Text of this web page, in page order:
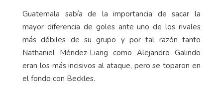
Guatemala sabía de la importancia de sacar la
mayor diferencia de goles ante uno de los rivales
más débiles de su grupo y por tal razón tanto
Nathaniel Méndez-Liang como Alejandro Galindo
eran los más incisivos al ataque, pero se toparon en
el fondo con Beckles.